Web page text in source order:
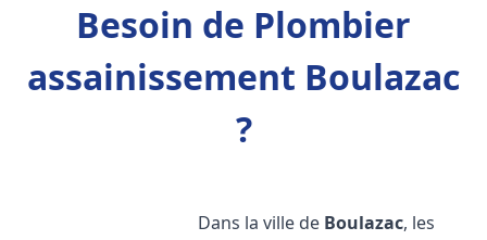
Besoin de Plombier
assainissement Boulazac
?
Dans la ville de Boulazac, les